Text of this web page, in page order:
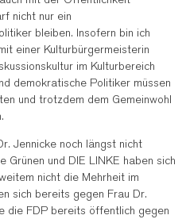
nicht nur ein
bleiben. Insofern bin ich
einer Kulturbürgermeisterin
im Kulturbereich
demokratische Politiker müssen
und trotzdem dem Gemeinwohl
Jennicke noch längst nicht
und DIE LINKE haben sich
nicht die Mehrheit im
sich bereits gegen Frau Dr.
die FDP bereits öffentlich gegen